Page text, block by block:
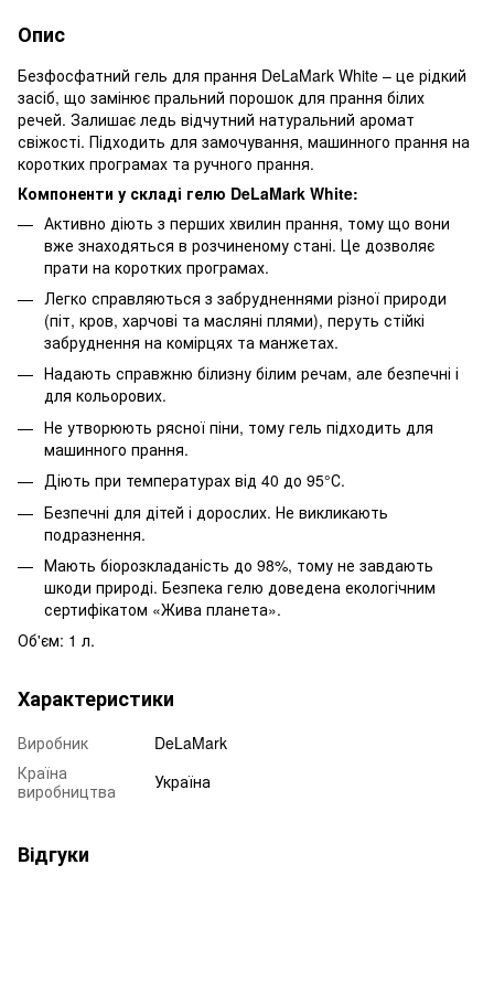
Опис
Безфосфатний гель для прання DeLaMark White – це рідкий
засіб, що замінює пральний порошок для прання білих
речей. Залишає ледь відчутний натуральний аромат
свіжості. Підходить для замочування, машинного прання на
коротких програмах та ручного прання.
Компоненти у складі гелю DeLaMark White:
Активно діють з перших хвилин прання, тому що вони
вже знаходяться в розчиненому стані. Це дозволяє
прати на коротких програмах.
Легко справляються з забрудненнями різної природи
(піт, кров, харчові та масляні плями), перуть стійкі
забруднення на комірцях та манжетах.
Надають справжню білизну білим речам, але безпечні і
для кольорових.
Не утворюють рясної піни, тому гель підходить для
машинного прання.
Діють при температурах від 40 до 95°С.
Безпечні для дітей і дорослих. Не викликають
подразнення.
Мають біорозкладаність до 98%, тому не завдають
шкоди природі. Безпека гелю доведена екологічним
сертифікатом «Жива планета».
Об'єм: 1 л.
Характеристики
Виробник
DeLaMark
Країна
виробництва
Україна
Відгуки